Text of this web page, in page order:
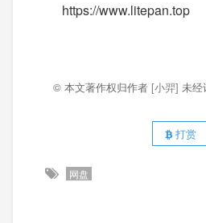
https://www.litepan.top
© 本文著作权归作者 [小羿] 未经
打赏
网盘